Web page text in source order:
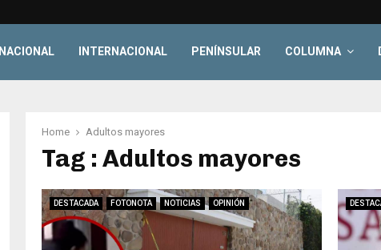
NACIONAL INTERNACIONAL PENÍNSULAR COLUMNA
Home Adultos mayores
Tag : Adultos mayores
DESTACADA FOTONOTA NOTICIAS OPINIÓN